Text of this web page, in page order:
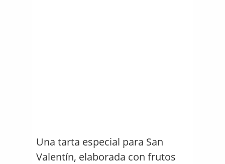
Una tarta especial para San
Valentín, elaborada con frutos